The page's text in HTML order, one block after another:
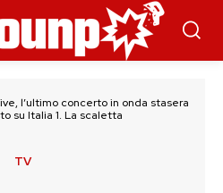
l’ultimo concerto in onda stasera
su Italia 1. La scaletta
TV